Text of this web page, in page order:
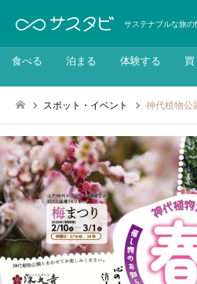
サステナブルな旅の
食べる 泊まる 体験する 買
スポット・イベント 神代植物公園 春の催し～東風吹か